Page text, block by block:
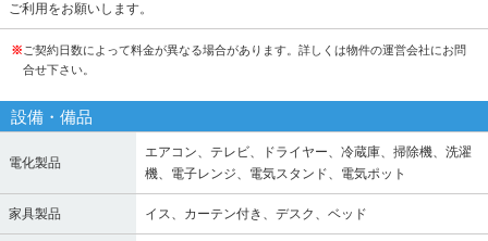
ご利用をお願いします。
※ ご契約日数によって料金が異なる場合があります。詳しくは物件の運営会社にお問
合せ下さい。
設備・備品
電化製品
エアコン、テレビ、ドライヤー、冷蔵庫、掃除機、洗濯
機、電子レンジ、電気スタンド、電気ポット
家具製品 イス、カーテン付き、デスク、ベッド